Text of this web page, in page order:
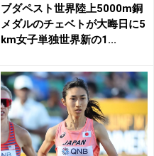
ブダペスト世界陸上5000m銅
メダルのチェベトが大晦日に5
km女子単独世界新の1...